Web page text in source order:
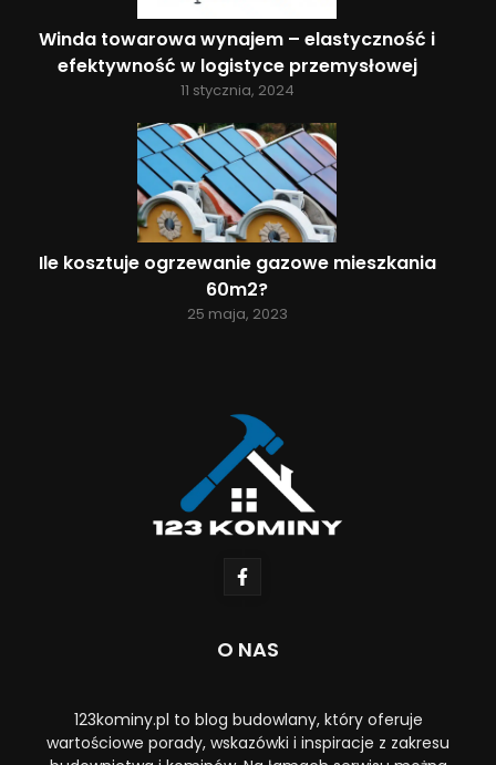
Winda towarowa wynajem – elastyczność i
efektywność w logistyce przemysłowej
11 stycznia, 2024
Ile kosztuje ogrzewanie gazowe mieszkania
60m2?
25 maja, 2023
O NAS
123kominy.pl to blog budowlany, który oferuje
wartościowe porady, wskazówki i inspiracje z zakresu